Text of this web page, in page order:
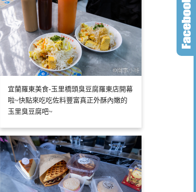
宜蘭羅東美食-玉里橋頭臭豆腐羅東店開幕
啦~快點來吃吃佐料豐富真正外酥內嫩的
玉里臭豆腐吧~